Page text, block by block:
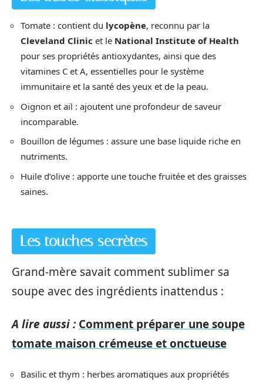
Tomate : contient du lycopène, reconnu par la
Cleveland Clinic et le National Institute of Health
pour ses propriétés antioxydantes, ainsi que des
vitamines C et A, essentielles pour le système
immunitaire et la santé des yeux et de la peau.
Oignon et ail : ajoutent une profondeur de saveur
incomparable.
Bouillon de légumes : assure une base liquide riche en
nutriments.
Huile d’olive : apporte une touche fruitée et des graisses
saines.
Les touches secrètes
Grand-mère savait comment sublimer sa
soupe avec des ingrédients inattendus :
A lire aussi : Comment préparer une soupe
tomate maison crémeuse et onctueuse
Basilic et thym : herbes aromatiques aux propriétés